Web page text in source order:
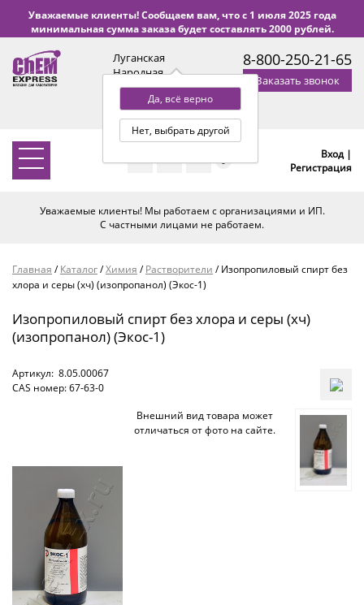
Уважаемые клиенты! Сообщаем вам, что с 1 июля 2025 года
минимальная сумма заказа будет составлять 2000 рублей.
Луганская
Народная
Республика
Да, всё верно
Нет, выбрать другой
с 9:00 до 18:00 по Уфе
(+2 МСК)
8-800-250-21-65
Заказать звонок
0
Вход |
Регистрация
Уважаемые клиенты! Мы работаем с организациями и ИП.
С частными лицами не работаем.
Главная /Каталог/Химия /Растворители /Изопропиловый спирт без
хлора и серы (хч) (изопропанол) (Экос-1)
Изопропиловый спирт без хлора и серы (хч)
(изопропанол) (Экос-1)
Артикул: 8.05.00067
CAS номер: 67-63-0
Внешний вид товара может
отличаться от фото на сайте.